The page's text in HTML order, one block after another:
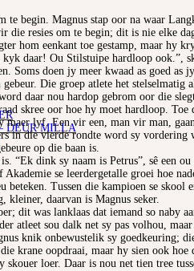
DEUR MILLA
begin. Magnus stap oor na waar
resies om te begin; dit is nie elke
eenkant toe gestamp, maar hy
daar! Ou Stilstuipe hardloop ook.”,
Soms doen jy meer kwaad as goed as
Die groep atlete het stelselmatig
nou hardop gebrom oor die
skree oor hoe hy moet hardloop.
lyf. Een vir een, man vir man,
in die vierde rondte word sy
op die baan is.
dink sy naam is Petrus”, sê een
se leerdergetalle groei hoe
Tussen die kampioen se
kleiner, daarvan is Magnus seker.
dit was lanklaas dat iemand so
atleet sou dalk net sy pas volhou,
knik onbewustelik sy
krane oopdraai, maar hy sien ook
loer. Daar is nou net tien tree